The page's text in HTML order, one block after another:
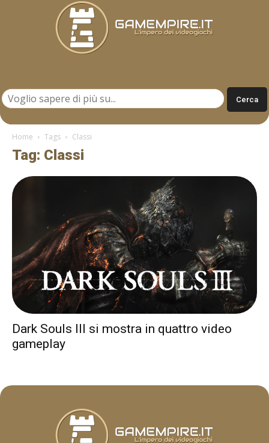
Home Tags Classi
Tag: Classi
Dark Souls III si mostra in quattro video
gameplay